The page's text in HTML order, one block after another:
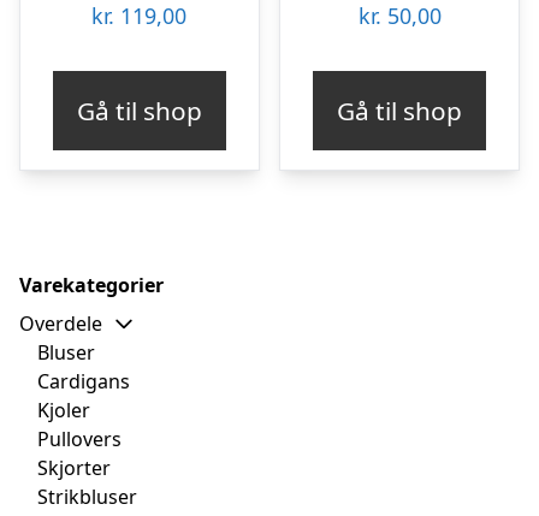
kr. 119,00
Gå til shop
kr. 50,00
Gå til shop
Varekategorier
Overdele
Bluser
Cardigans
Kjoler
Pullovers
Skjorter
Strikbluser